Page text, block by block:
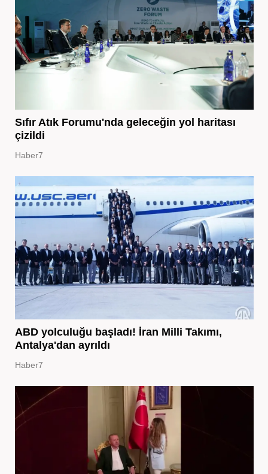
Sıfır Atık Forumu'nda geleceğin yol haritası
çizildi
Haber7
ABD yolculuğu başladı! İran Milli Takımı,
Antalya'dan ayrıldı
Haber7